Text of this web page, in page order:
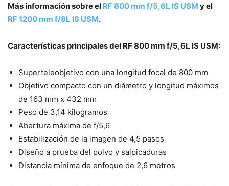
Más información sobre el RF 800 mm f/5,6L IS USM y el
RF 1200 mm f/8L IS USM.
Características principales del RF 800 mm f/5,6L IS USM:
Superteleobjetivo con una longitud focal de 800 mm
Objetivo compacto con un diámetro y longitud máximos
de 163 mm x 432 mm
Peso de 3,14 kilogramos
Abertura máxima de f/5,6
Estabilización de la imagen de 4,5 pasos
Diseño a prueba del polvo y salpicaduras
Distancia mínima de enfoque de 2,6 metros